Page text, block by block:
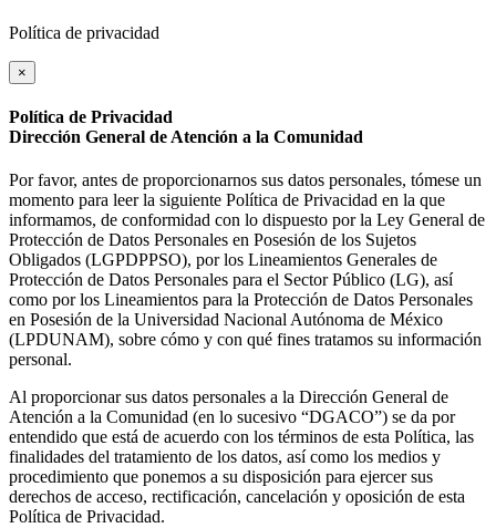
Política de privacidad
×
Política de Privacidad
Dirección General de Atención a la Comunidad
Por favor, antes de proporcionarnos sus datos personales, tómese un
momento para leer la siguiente Política de Privacidad en la que
informamos, de conformidad con lo dispuesto por la Ley General de
Protección de Datos Personales en Posesión de los Sujetos
Obligados (LGPDPPSO), por los Lineamientos Generales de
Protección de Datos Personales para el Sector Público (LG), así
como por los Lineamientos para la Protección de Datos Personales
en Posesión de la Universidad Nacional Autónoma de México
(LPDUNAM), sobre cómo y con qué fines tratamos su información
personal.
Al proporcionar sus datos personales a la Dirección General de
Atención a la Comunidad (en lo sucesivo “DGACO”) se da por
entendido que está de acuerdo con los términos de esta Política, las
finalidades del tratamiento de los datos, así como los medios y
procedimiento que ponemos a su disposición para ejercer sus
derechos de acceso, rectificación, cancelación y oposición de esta
Política de Privacidad.